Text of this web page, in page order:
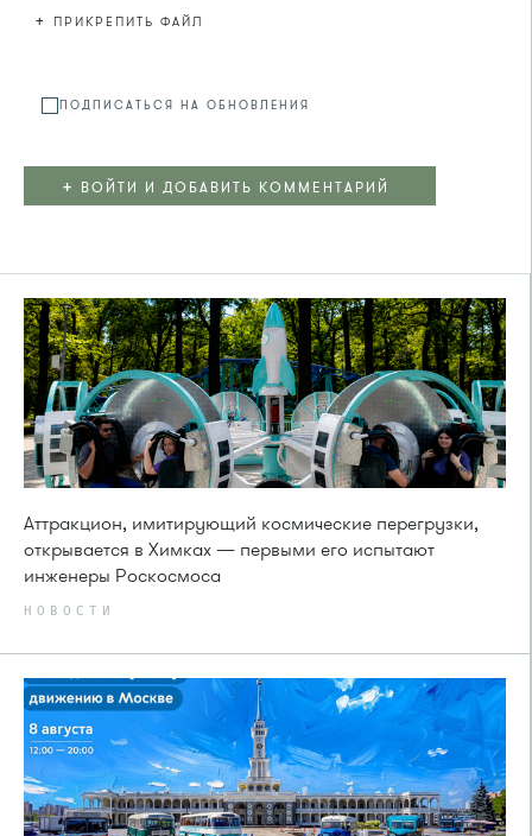
+ ПРИКРЕПИТЬ ФАЙЛ
ПОДПИСАТЬСЯ НА ОБНОВЛЕНИЯ
+ ВОЙТИ И ДОБАВИТЬ КОММЕНТАРИЙ
Аттракцион, имитирующий космические перегрузки,
открывается в Химках — первыми его испытают
инженеры Роскосмоса
НОВОСТИ